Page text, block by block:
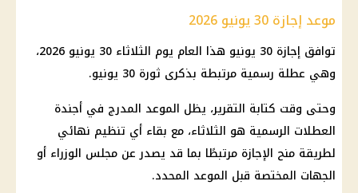
موعد إجازة 30 يونيو 2026
توافق إجازة 30 يونيو هذا العام يوم الثلاثاء 30 يونيو 2026،
وهي عطلة رسمية مرتبطة بذكرى ثورة 30 يونيو.
وحتى وقت كتابة التقرير، يظل الموعد المدرج في أجندة
العطلات الرسمية هو الثلاثاء، مع بقاء أي تنظيم نهائي
لطريقة منح الإجازة مرتبطًا بما قد يصدر عن مجلس الوزراء أو
الجهات المختصة قبل الموعد المحدد.